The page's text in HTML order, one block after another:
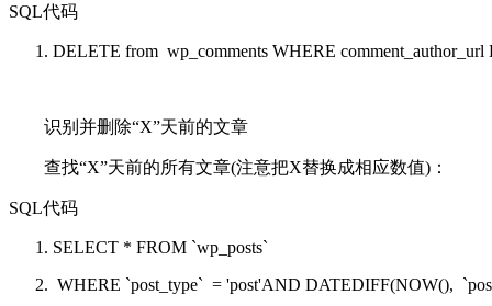
SQL代码
DELETE from wp_comments WHERE comment_author_url
识别并删除“X”天前的文章
查找“X”天前的所有文章(注意把X替换成相应数值)：
SQL代码
SELECT * FROM `wp_posts`
WHERE `post_type` = 'post'AND DATEDIFF(NOW(),